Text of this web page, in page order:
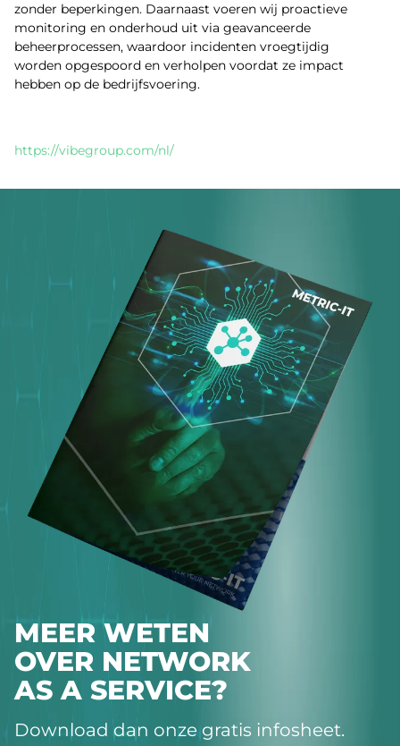
zonder beperkingen. Daarnaast voeren wij proactieve
monitoring en onderhoud uit via geavanceerde
beheerprocessen, waardoor incidenten vroegtijdig
worden opgespoord en verholpen voordat ze impact
hebben op de bedrijfsvoering.
https://vibegroup.com/nl/
MEER WETEN
OVER NETWORK
AS A SERVICE?
Download dan onze gratis infosheet.